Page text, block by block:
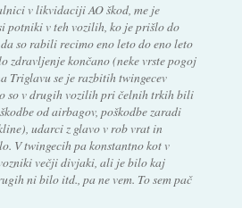
v likvidaciji AO škod, me je
potniki v teh vozilih, ko je prišlo do
so rabili recimo eno leto do eno leto
zdravljenje končano (neke vrste pogoj
Triglavu se je razbitih twingecev
so v drugih vozilih pri čelnih trkih bili
od airbagov, poškodbe zaradi
udarci z glavo v rob vrat in
V twingecih pa konstantno kot v
večji divjaki, ali je bilo kaj
ni bilo itd., pa ne vem. To sem pač